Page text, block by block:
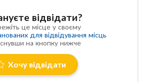
відвідати?
це місце у своєму
для відвідування місць
на кнопку нижче
Хочу відвідати